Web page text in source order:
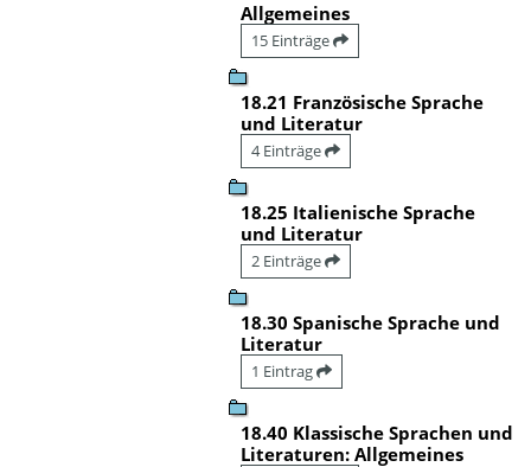
Allgemeines
15 Einträge
18.21 Französische Sprache
und Literatur
4 Einträge
18.25 Italienische Sprache
und Literatur
2 Einträge
18.30 Spanische Sprache und
Literatur
1 Eintrag
18.40 Klassische Sprachen und
Literaturen: Allgemeines